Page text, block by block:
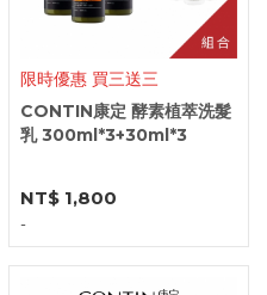
限時優惠 買三送三
CONTIN康定 酵素植萃洗髮
乳 300ml*3+30ml*3
NT$ 1,800
-